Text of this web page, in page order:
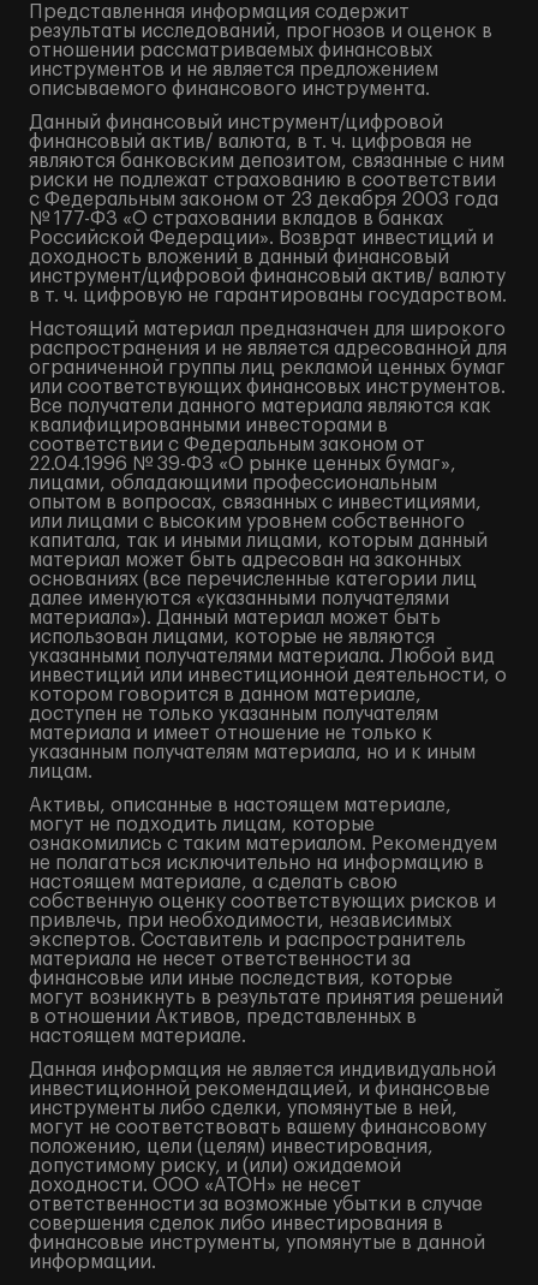
Представленная информация содержит
результаты исследований, прогнозов и оценок в
отношении рассматриваемых финансовых
инструментов и не является предложением
описываемого финансового инструмента.
Данный финансовый инструмент/цифровой
финансовый актив/ валюта, в т. ч. цифровая не
являются банковским депозитом, связанные с ним
риски не подлежат страхованию в соответствии
с Федеральным законом от 23 декабря 2003 года
№ 177-ФЗ «О страховании вкладов в банках
Российской Федерации». Возврат инвестиций и
доходность вложений в данный финансовый
инструмент/цифровой финансовый актив/ валюту
в т. ч. цифровую не гарантированы государством.
Настоящий материал предназначен для широкого
распространения и не является адресованной для
ограниченной группы лиц рекламой ценных бумаг
или соответствующих финансовых инструментов.
Все получатели данного материала являются как
квалифицированными инвесторами в
соответствии с Федеральным законом от
22.04.1996 № 39-ФЗ «О рынке ценных бумаг»,
лицами, обладающими профессиональным
опытом в вопросах, связанных с инвестициями,
или лицами с высоким уровнем собственного
капитала, так и иными лицами, которым данный
материал может быть адресован на законных
основаниях (все перечисленные категории лиц
далее именуются «указанными получателями
материала»). Данный материал может быть
использован лицами, которые не являются
указанными получателями материала. Любой вид
инвестиций или инвестиционной деятельности, о
котором говорится в данном материале,
доступен не только указанным получателям
материала и имеет отношение не только к
указанным получателям материала, но и к иным
лицам.
Активы, описанные в настоящем материале,
могут не подходить лицам, которые
ознакомились с таким материалом. Рекомендуем
не полагаться исключительно на информацию в
настоящем материале, а сделать свою
собственную оценку соответствующих рисков и
привлечь, при необходимости, независимых
экспертов. Составитель и распространитель
материала не несет ответственности за
финансовые или иные последствия, которые
могут возникнуть в результате принятия решений
в отношении Активов, представленных в
настоящем материале.
Данная информация не является индивидуальной
инвестиционной рекомендацией, и финансовые
инструменты либо сделки, упомянутые в ней,
могут не соответствовать вашему финансовому
положению, цели (целям) инвестирования,
допустимому риску, и (или) ожидаемой
доходности. ООО «АТОН» не несет
ответственности за возможные убытки в случае
совершения сделок либо инвестирования в
финансовые инструменты, упомянутые в данной
информации.